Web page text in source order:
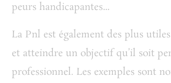
peurs handicapantes…
La Pnl est également des plus
et atteindre un objectifqu’il soit
professionnel. Les exemples sont